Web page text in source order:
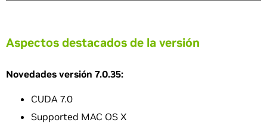
Aspectos destacados de la versión
Novedades versión 7.0.35:
CUDA 7.0
Supported MAC OS X